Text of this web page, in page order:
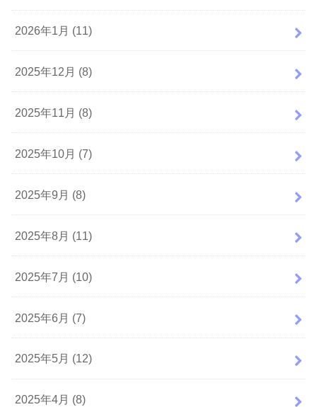
2026年1月 (11)
2025年12月 (8)
2025年11月 (8)
2025年10月 (7)
2025年9月 (8)
2025年8月 (11)
2025年7月 (10)
2025年6月 (7)
2025年5月 (12)
2025年4月 (8)